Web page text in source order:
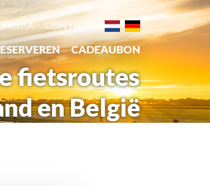
MEDIA CONTACT
CADEAUBON
fietsroutes
en België